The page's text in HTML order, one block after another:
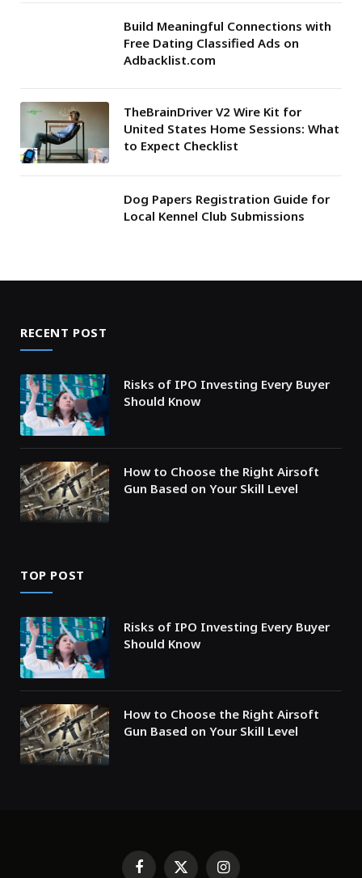
Build Meaningful Connections with
Free Dating Classified Ads on
Adbacklist.com
TheBrainDriver V2 Wire Kit for
United States Home Sessions: What
to Expect Checklist
Dog Papers Registration Guide for
Local Kennel Club Submissions
RECENT POST
Risks of IPO Investing Every Buyer
Should Know
How to Choose the Right Airsoft
Gun Based on Your Skill Level
TOP POST
Risks of IPO Investing Every Buyer
Should Know
How to Choose the Right Airsoft
Gun Based on Your Skill Level
Facebook
X Instagram